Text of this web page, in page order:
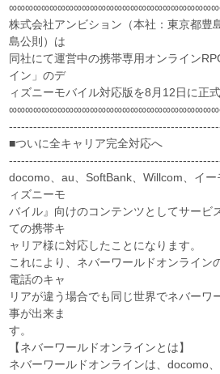
株式会社アンビション（本社：東京都豊
島公則）は
同社にて運営中の携帯専用オンライン
イン」のデ
ィズニーモバイル対応版を8月12日に正
■ついに全キャリア完全対応へ
docomo、au、SoftBank、Willcom、イ
ィズニーモ
バイル』向けのコンテンツとしてサービ
ての携帯キ
ャリア様に対応したことになります。
これにより、ネバーワールドオンライン
電話のキャ
リアが違う場合でも同じ世界でネバーワ
事が出来ま
す。
【ネバーワールドオンラインとは】
ネバーワールドオンラインは、docomo、